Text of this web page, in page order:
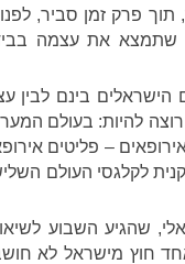
תוך פרק זמן סביר,
שתמצא את עצמה
הישראלים בינם לבין
להיות: בעולם
– פליטים
לקלגסי העולם
שהגיע השבוע
חוץ מישראל לא